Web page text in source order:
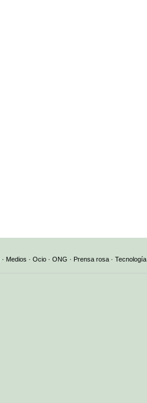
· Medios · Ocio · ONG · Prensa rosa · Tecnología